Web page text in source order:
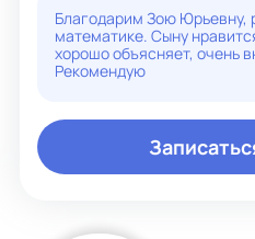
К каждому ребенку нахожу
Объясняю доступно, легко и
Благодарим Зою Юрьевну,
математике. Сыну
хорошо объясняет, очень
Рекомендую